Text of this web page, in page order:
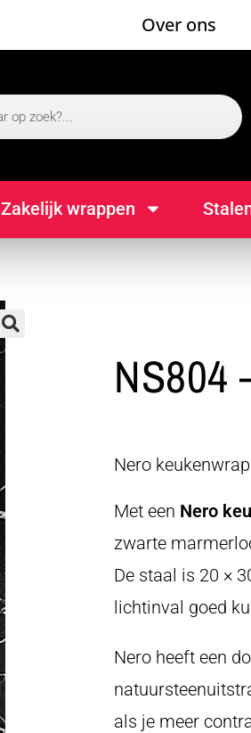
Over ons
Zakelijk wrappen
🔍 NS804
Nero
Met een Nero
zwarte
De staal is 20 ×
lichtinval goed
Nero heeft een
als je meer